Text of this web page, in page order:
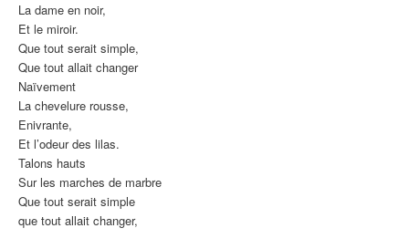
La dame en noir,
Et le miroir.
Que tout serait simple,
Que tout allait changer
Naïvement
La chevelure rousse,
Enivrante,
Et l’odeur des lilas.
Talons hauts
Sur les marches de marbre
Que tout serait simple
que tout allait changer,